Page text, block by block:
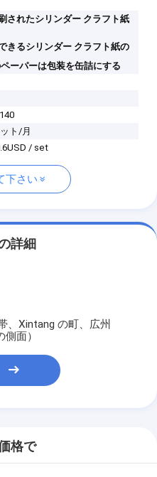
されたシリンダー クラフト紙
きるシリンダー クラフト紙の
ーパーは包装を缶詰にする
ト/月
/ set
下さい
詳細
、Xintang の町、広州
面）
格で